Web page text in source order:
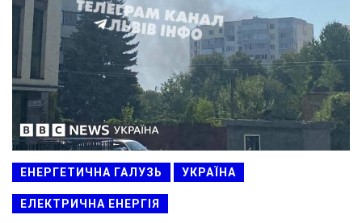
ЕНЕРГЕТИЧНА ГАЛУЗЬ УКРАЇНА
ЕЛЕКТРИЧНА ЕНЕРГІЯ